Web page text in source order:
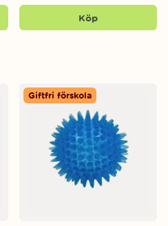
Köp
Giftfri förskola